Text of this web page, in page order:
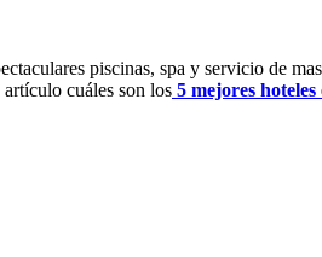
piscinas, spa y servicio de
cuáles son los 5 mejores